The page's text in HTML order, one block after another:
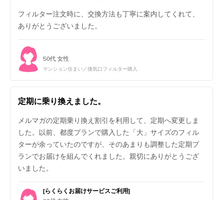
フィルター注文時に、交換方法も丁寧に案内してくれて、
ありがとうございました。
50代 女性
マンション住まい／換気口フィルター購入
定期に乗り換えました。
メルマガの定期乗り換え割引を利用して、定期へ変更しま
した。以前、都度プランで購入した「大」サイズのフィル
ターが余っていたのですが、そのあまりも調整した定期プ
ランでお届けを組んでくれました。親切にありがとうござ
いました。
[らくらくお届けサービスご利用]